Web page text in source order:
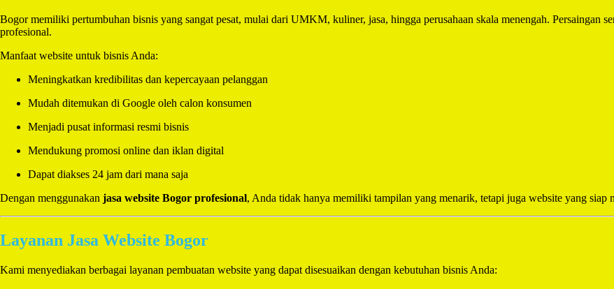
Bogor memiliki pertumbuhan bisnis yang sangat pesat, mulai dari UMKM, kuliner, jasa, hingga perusahaan skala menengah. Persaingan
profesional.
Manfaat website untuk bisnis Anda:
Meningkatkan kredibilitas dan kepercayaan pelanggan
Mudah ditemukan di Google oleh calon konsumen
Menjadi pusat informasi resmi bisnis
Mendukung promosi online dan iklan digital
Dapat diakses 24 jam dari mana saja
Dengan menggunakan jasa website Bogor profesional, Anda tidak hanya memiliki tampilan yang menarik, tetapi juga website yang siap
Layanan Jasa Website Bogor
Kami menyediakan berbagai layanan pembuatan website yang dapat disesuaikan dengan kebutuhan bisnis Anda: